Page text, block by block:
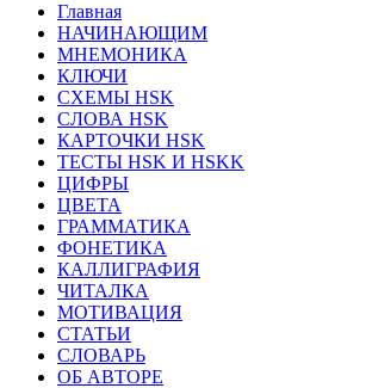
Главная
НАЧИНАЮЩИМ
МНЕМОНИКА
КЛЮЧИ
СХЕМЫ HSK
СЛОВА HSK
КАРТОЧКИ HSK
ТЕСТЫ HSK И HSKK
ЦИФРЫ
ЦВЕТА
ГРАММАТИКА
ФОНЕТИКА
КАЛЛИГРАФИЯ
ЧИТАЛКА
МОТИВАЦИЯ
СТАТЬИ
СЛОВАРЬ
ОБ АВТОРЕ